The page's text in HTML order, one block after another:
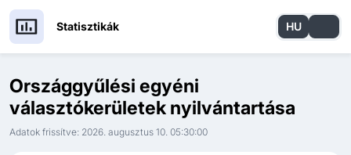
Statisztikák HU
Országgyűlési egyéni
választókerületek nyilvántartása
Adatok frissítve: 2026. augusztus 10. 05:30:00